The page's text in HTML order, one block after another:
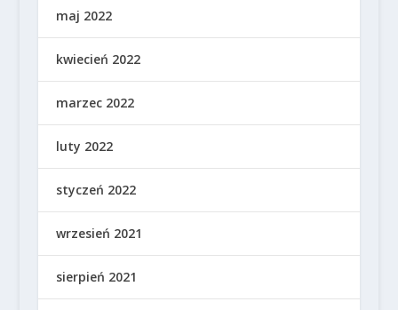
maj 2022
kwiecień 2022
marzec 2022
luty 2022
styczeń 2022
wrzesień 2021
sierpień 2021